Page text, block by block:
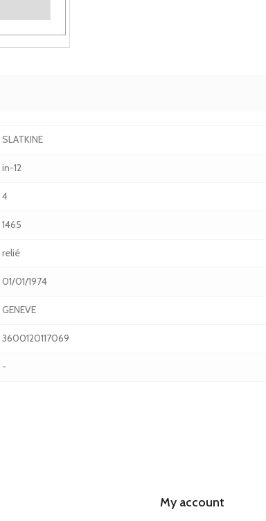
SLATKINE
in-12
4
1465
relié
01/01/1974
GENEVE
3600120117069
-
My account